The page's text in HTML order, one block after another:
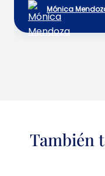
Mónica
También